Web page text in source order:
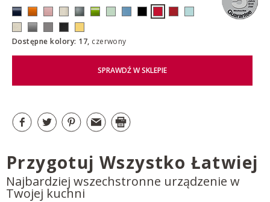
Dostępne kolory: 17, czerwony
SPRAWDŹ W SKLEPIE
Przygotuj Wszystko Łatwiej
Najbardziej wszechstronne urządzenie w
Twojej kuchni